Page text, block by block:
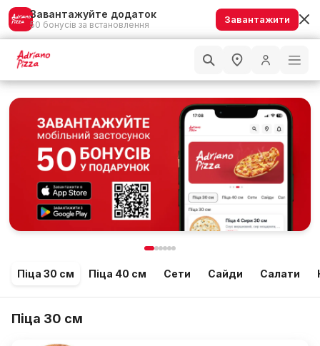
Завантажуйте додаток
50 бонусів за встановлення Завантажити
Піца 30 см Піца 40 см Сети Сайди Салати
Піца 30 см